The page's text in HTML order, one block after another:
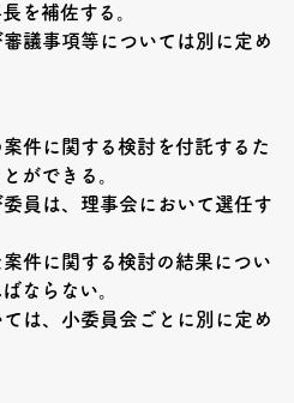
を補佐する。
議事項等については別に定め
件に関する検討を付託するた
ができる。
員は、理事会において選任す
件に関する検討の結果につい
ならない。
は、小委員会ごとに別に定め